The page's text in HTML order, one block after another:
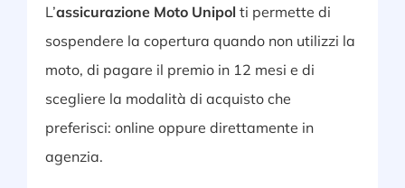
L’assicurazione Moto Unipol ti permette di
sospendere la copertura quando non utilizzi la
moto, di pagare il premio in 12 mesi e di
scegliere la modalità di acquisto che
preferisci: online oppure direttamente in
agenzia.